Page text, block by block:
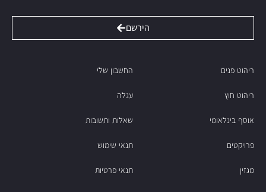
הירשם
ריהוט פנים
ריהוט חוץ
אוסף בינלאומי
פרויקטים
מגזין
החשבון שלי
עגלה
שאלות ותשובות
תנאי שימוש
תנאי פרטיות